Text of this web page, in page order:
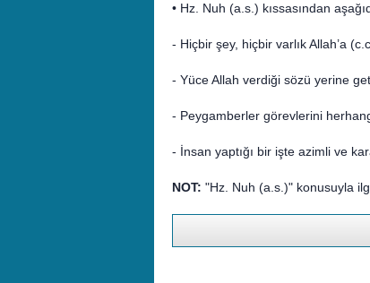
• Hz. Nuh (a.s.) kıssasından
- Hiçbir şey, hiçbir varlık Allah’a
- Yüce Allah verdiği sözü yerine
- Peygamberler görevlerini
- İnsan yaptığı bir işte azimli ve
NOT: "Hz. Nuh (a.s.)" konusuyla